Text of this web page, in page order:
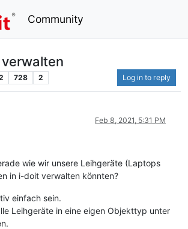
Community
728 2 Log in to reply
Feb 8, 2021, 5:31 PM
wie wir unsere Leihgeräte (Laptops
in i-doit verwalten könnten?
einfach sein.
Leihgeräte in eine eigen Objekttyp unter